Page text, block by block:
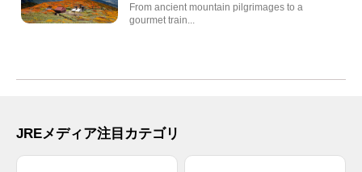
From ancient mountain pilgrimages to a
gourmet train...
JREメディア注目カテゴリ